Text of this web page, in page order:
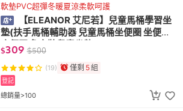
軟墊PVC超彈冬暖夏涼柔軟呵護
【ELEANOR 艾尼若】兒童馬桶學習坐
墊(扶手馬桶輔助器 兒童馬桶坐便圈 坐便器
座便圈 免安裝兒童坐墊)
$309 $500
(19) 僅剩 5組
總銷量>100
登記